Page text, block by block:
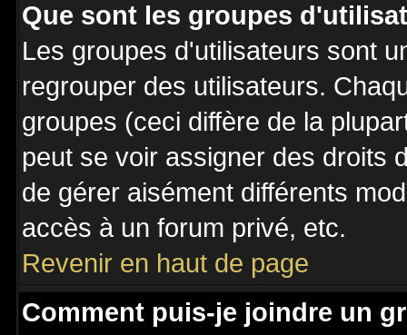
Que sont les groupes
Les groupes d'utilisateurs sont
regrouper des utilisateurs.
groupes (ceci diffère de la
peut se voir assigner des droits
de gérer aisément différents
accès à un forum privé, etc.
Revenir en haut de page
Comment puis-je joindre un